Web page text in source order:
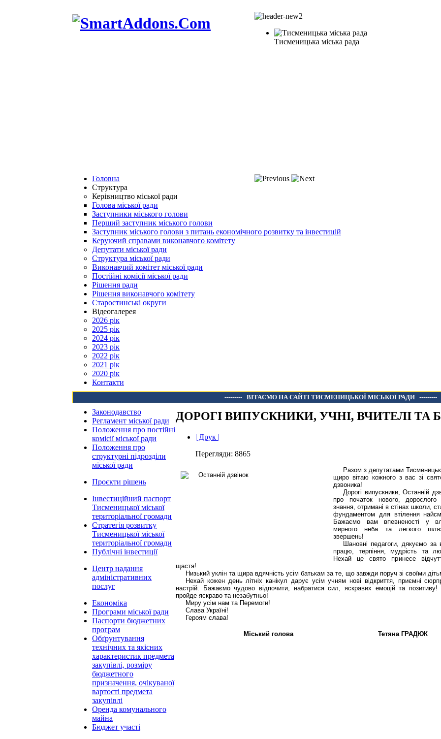
Тисменицька міська рада
Головна
Структура
Керівництво міської ради
Голова міської ради
Заступники міського голови
Перший заступник міського голови
Заступник міського голови з питань економічного розвитку та інвестицій
Керуючий справами виконавчого комітету
Депутати міської ради
Структура міської ради
Виконавчий комітет міської ради
Постійні комісії міської ради
Рішення ради
Рішення виконавчого комітету
Старостинські округи
Відеогалерея
2026 рік
2025 рік
2024 рік
2023 рік
2022 рік
2021 рік
2020 рік
Контакти
--------- ВІТАЄМО НА САЙТІ ТИСМЕНИЦЬКОЇ МІСЬКОЇ РАДИ ---------
Законодавство
Регламент міської ради
Положення про постійні
комісії міської ради
Положення про
структурні підрозділи
міської ради
Проєкти рішень
Інвестиційний паспорт
Тисменицької міської
територіальної громади
Стратегія розвитку
Тисменицької міської
територіальної громади
Публічні інвестиції
Центр надання
адміністративних
послуг
Економіка
Програми міської ради
Паспорти бюджетних
програм
Обґрунтування
технічних та якісних
характеристик предмета
закупівлі, розміру
бюджетного
призначення, очікуваної
вартості предмета
закупівлі
Оренда комунального
майна
Бюджет участі
ДОРОГІ ВИПУСКНИКИ, УЧНІ, ВЧИТЕЛІ ТА
| Друк |
Перегляди: 8865
Разом з депутатами
щиро вітаю кожного з вас зі
дзвоника!
Дорогі випускники, Останній
про початок нового,
знання, отримані в стінах школи,
фундаментом для втілення
Бажаємо вам впевненості у
мирного неба та легкого
звершень!
Шановні педагоги, дякуємо
працю, терпіння, мудрість та
Нехай це свято принесе
щастя!
Низький уклін та щира вдячність усім батькам за те, що завжди поруч зі своїми
Нехай кожен день літніх канікул дарує усім учням нові відкриття, приємні
настрій. Бажаємо чудово відпочити, набратися сил, яскравих емоцій та
пройде яскраво та незабутньо!
Миру усім нам та Перемоги!
Слава Україні!
Героям слава!
Міський голова Тетяна ГРАДЮК